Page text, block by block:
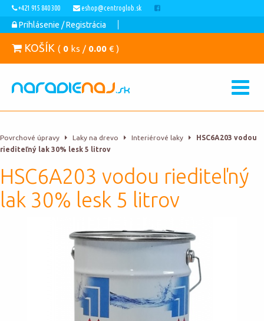
+421 915 840 300 eshop@centroglob.sk
Prihlásenie / Registrácia
KOŠÍK ( 0 ks / 0.00 € )
Povrchové úpravy Laky na drevo Interiérové laky
HSC6A203 vodou
riediteľný lak 30% lesk 5 litrov
HSC6A203 vodou riediteľný
lak 30% lesk 5 litrov